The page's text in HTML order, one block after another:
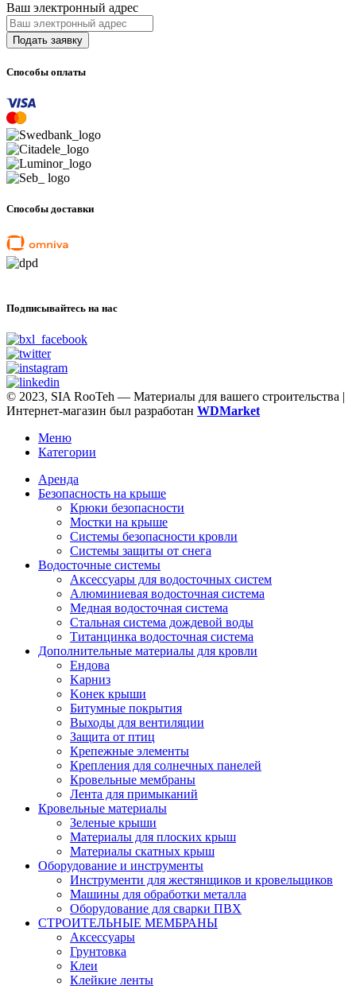
Ваш электронный адрес
Способы оплаты
Способы доставки
Подписывайтесь на нас
© 2023, SIA RooTeh — Материалы для вашего строительства |
Интернет-магазин был разработан WDMarket
Меню
Категории
Арендa
Безопасность на крыше
Крюки безопасности
Мостки на крыше
Системы безопасности кровли
Системы защиты от снега
Водосточные системы
Аксессуары для водосточных систем
Алюминиевая водосточная система
Медная водосточная система
Стальная система дождевой воды
Титанцинка водосточная система
Дополнительные материалы для кровли
Eндовa
Kарниз
Kонек крыши
Битумные покрытия
Выходы для вентиляции
Защита от птиц
Крепежные элементы
Крепления для солнечных панелей
Кровельные мембраны
Лента для примыканий
Кровельные материалы
Зеленые крыши
Материалы для плоских крыш
Материалы скатных крыш
Оборудование и инструменты
Инструменти для жестянщиков и кровельщиков
Машины для обработки металла
Оборудование для сварки ПВХ
СТРОИТЕЛЬНЫЕ МЕМБРАНЫ
Аксессуары
Грунтовка
Клеи
Клейкие ленты